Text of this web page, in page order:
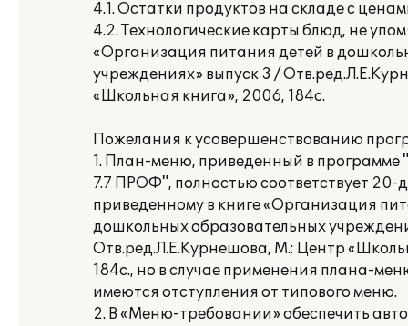
4.1. Остатки продуктов на складе с
4.2. Технологические карты блюд, не
«Организация питания детей в
учреждениях» выпуск 3 /
«Школьная книга», 2006, 184с.
Пожелания к усовершенствованию
1. План-меню, приведенный в
7.7 ПРОФ", полностью соответствует
приведенному в книге «Организация
дошкольных образовательных
Отв.ред.Л.Е.Курнешова, М.: Центр
184с., но в случае применения плана-
имеются отступления от типового меню.
2. В «Меню-требовании» обеспечить